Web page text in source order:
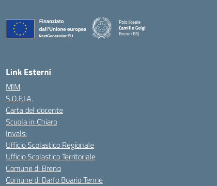
Polo liceale
Camillo Golgi
Breno (BS)
Link Esterni
MIM
S.O.F.I.A.
Carta del docente
Scuola in Chiaro
Invalsi
Ufficio Scolastico Regionale
Ufficio Scolastico Territoriale
Comune di Breno
Comune di Darfo Boario Terme